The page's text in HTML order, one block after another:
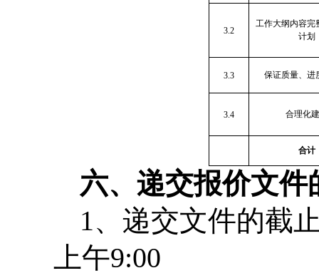
3.2
工作大纲内容完
计划
3.3 保证质量、进
3.4 合理化
合计
六、递交报价文件
1、递交文件的截
上午9:00